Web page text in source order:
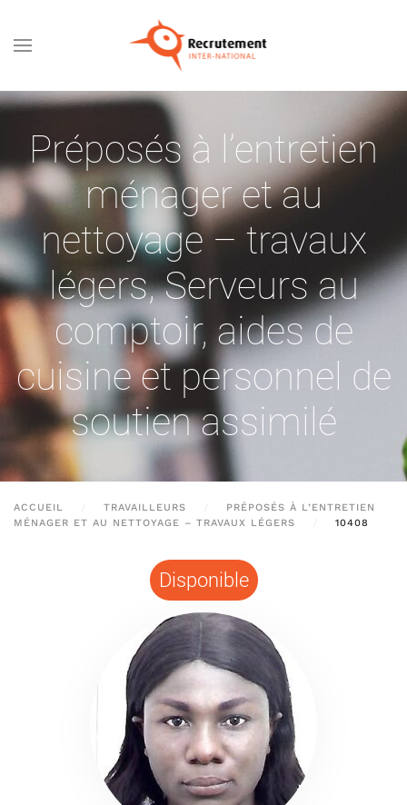
Passer au contenu principal
Préposés à l’entretien
ménager et au
nettoyage – travaux
légers,Serveurs au
comptoir, aides de
cuisine et personnel de
soutien assimilé
ACCUEIL TRAVAILLEURS
PRÉPOSÉS À L’ENTRETIEN
MÉNAGER ET AU NETTOYAGE – TRAVAUX LÉGERS
10408
Disponible